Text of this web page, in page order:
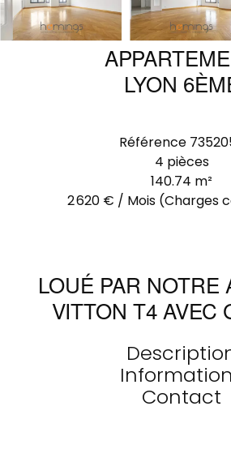
LYON
Référence
4 pièces
140.74 m²
2 620 € / Mois (Charges
LOUÉ PAR NOTRE
VITTON T4 AVEC
Contact